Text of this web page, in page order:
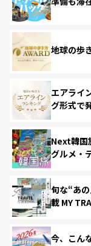
地球の歩
エアライ
グ形式で
Next韓国
グルメ・
旬な“あ
載 MY
今、こん